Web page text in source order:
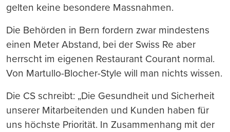
gelten keine besondere Massnahmen.
Die Behörden in Bern fordern zwar mindestens
einen Meter Abstand, bei der Swiss Re aber
herrscht im eigenen Restaurant Courant normal.
Von Martullo-Blocher-Style will man nichts wissen.
Die CS schreibt: „Die Gesundheit und Sicherheit
unserer Mitarbeitenden und Kunden haben für
uns höchste Priorität. In Zusammenhang mit der